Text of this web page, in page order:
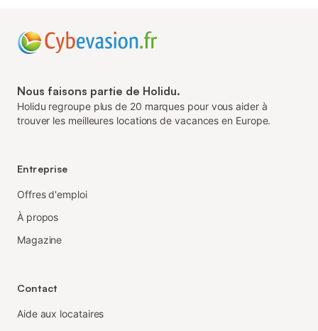
Nous faisons partie de Holidu.
Holidu regroupe plus de 20 marques pour vous aider à
trouver les meilleures locations de vacances en Europe.
Entreprise
Offres d'emploi
À propos
Magazine
Contact
Aide aux locataires